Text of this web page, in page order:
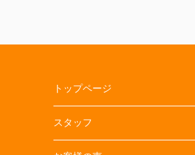
トップページ
スタッフ